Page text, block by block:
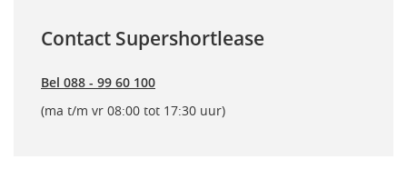
Contact Supershortlease
Bel 088 - 99 60 100
(ma t/m vr 08:00 tot 17:30 uur)